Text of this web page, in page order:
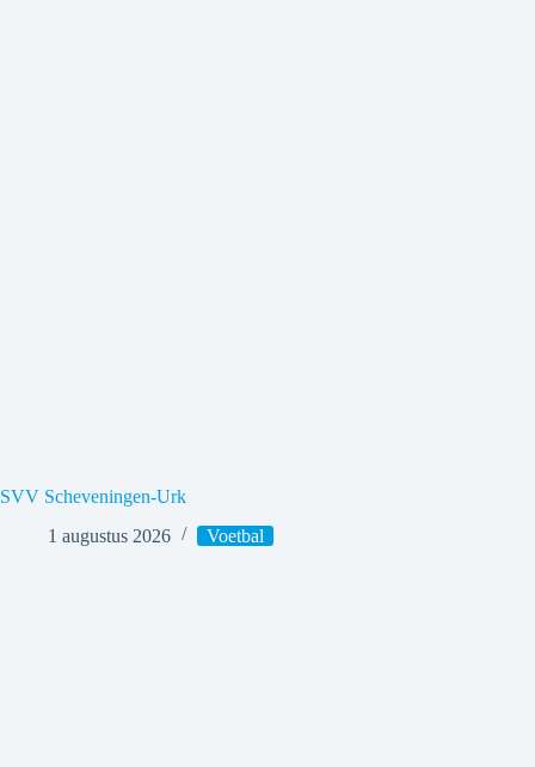
SVV Scheveningen-Urk
1 augustus 2026
Voetbal